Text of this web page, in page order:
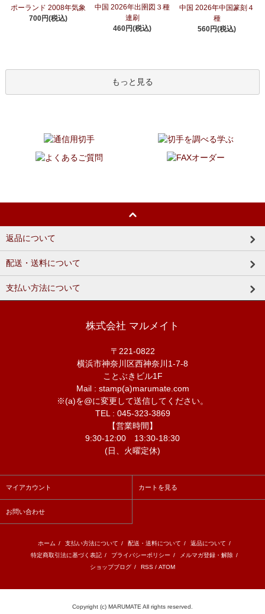
ポーランド 2008年気象
700円(税込)
中国 2026年出圉図３種
連刷
460円(税込)
中国 2026年中国篆刻４
種
560円(税込)
もっと見る
返品について
配送・送料について
支払い方法について
株式会社 マルメイト
〒221-0822
横浜市神奈川区西神奈川1-7-8
ことぶきビル1F
Mail : stamp(a)marumate.com
※(a)を@に変更して送信してください。
TEL : 045-323-3869
【営業時間】
9:30-12:00 13:30-18:30
(日、火曜定休)
マイアカウント カートを見る
お問い合わせ
ホーム / 支払い方法について / 配送・送料について / 返品について /
特定商取引法に基づく表記 / プライバシーポリシー / メルマガ登録・解除 /
ショップブログ / RSS / ATOM
Copyright (c) MARUMATE All rights reserved.